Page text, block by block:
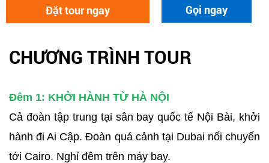
Đặt tour ngay Gọi ngay
CHƯƠNG TRÌNH TOUR
Đêm 1: KHỞI HÀNH TỪ HÀ NỘI
Cả đoàn tập trung tại sân bay quốc tế Nội Bài, khởi
hành đi Ai Cập. Đoàn quá cảnh tại Dubai nối chuyến
tới Cairo. Nghỉ đêm trên máy bay.